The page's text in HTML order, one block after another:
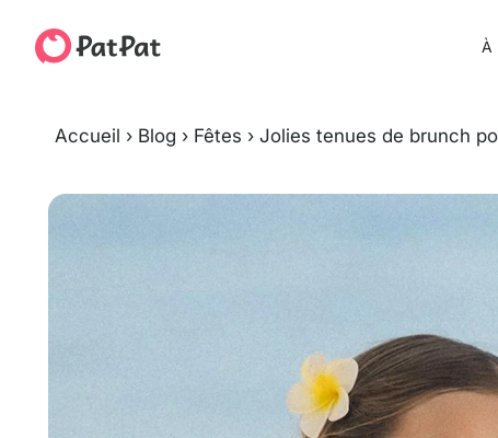
À
Accueil › Blog › Fêtes › Jolies tenues de brunch